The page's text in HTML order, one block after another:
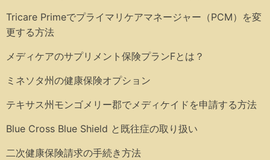
Tricare Primeでプライマリケアマネージャー（PCM）を変
更する方法
メディケアのサプリメント保険プランFとは？
ミネソタ州の健康保険オプション
テキサス州モンゴメリー郡でメディケイドを申請する方法
Blue Cross Blue Shield と既往症の取り扱い
二次健康保険請求の手続き方法